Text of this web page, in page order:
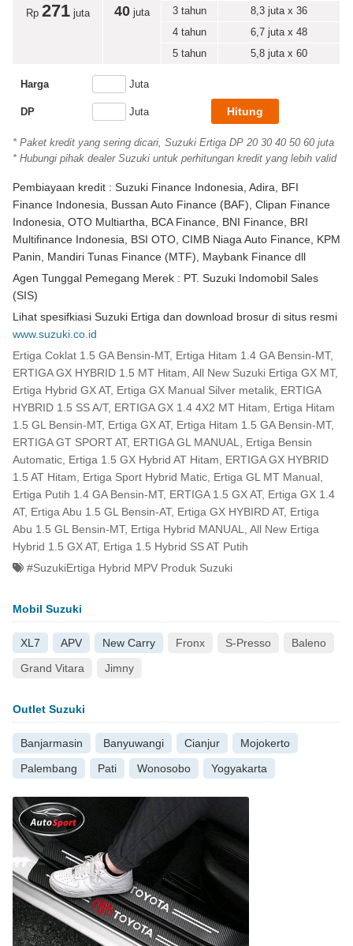
Rp 271juta 40 juta
3 tahun
8,3 juta x 36
4 tahun
6,7 juta x 48
5 tahun
5,8 juta x 60
Harga Juta
DP Juta
* Paket kredit yang sering dicari, Suzuki Ertiga DP 20 30 40 50 60 juta
* Hubungi pihak dealer Suzuki untuk perhitungan kredit yang lebih valid
Pembiayaan kredit : Suzuki Finance Indonesia, Adira, BFI
Finance Indonesia, Bussan Auto Finance (BAF), Clipan Finance
Indonesia, OTO Multiartha, BCA Finance, BNI Finance, BRI
Multifinance Indonesia, BSI OTO, CIMB Niaga Auto Finance, KPM
Panin, Mandiri Tunas Finance (MTF), Maybank Finance dll
Agen Tunggal Pemegang Merek : PT. Suzuki Indomobil Sales
(SIS)
Lihat spesifkiasi Suzuki Ertiga dan download brosur di situs resmi
www.suzuki.co.id
Ertiga Coklat 1.5 GA Bensin-MT, Ertiga Hitam 1.4 GA Bensin-MT,
ERTIGA GX HYBRID 1.5 MT Hitam, All New Suzuki Ertiga GX MT,
Ertiga Hybrid GX AT, Ertiga GX Manual Silver metalik, ERTIGA
HYBRID 1.5 SS A/T, ERTIGA GX 1.4 4X2 MT Hitam, Ertiga Hitam
1.5 GL Bensin-MT, Ertiga GX AT, Ertiga Hitam 1.5 GA Bensin-MT,
ERTIGA GT SPORT AT, ERTIGA GL MANUAL, Ertiga Bensin
Automatic, Ertiga 1.5 GX Hybrid AT Hitam, ERTIGA GX HYBRID
1.5 AT Hitam, Ertiga Sport Hybrid Matic, Ertiga GL MT Manual,
Ertiga Putih 1.4 GA Bensin-MT, ERTIGA 1.5 GX AT, Ertiga GX 1.4
AT, Ertiga Abu 1.5 GL Bensin-AT, Ertiga GX HYBIRD AT, Ertiga
Abu 1.5 GL Bensin-MT, Ertiga Hybrid MANUAL, All New Ertiga
Hybrid 1.5 GX AT, Ertiga 1.5 Hybrid SS AT Putih
#SuzukiErtiga Hybrid MPV Produk Suzuki
Mobil Suzuki
XL7 APV New Carry Fronx S-Presso
Baleno
Grand Vitara
Jimny
Outlet Suzuki
Banjarmasin Banyuwangi Cianjur
Mojokerto
Palembang
Pati Wonosobo Yogyakarta